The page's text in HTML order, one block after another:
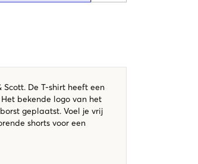
Scott. De T-shirt heeft een
bekende logo van het
geplaatst. Voel je vrij
shorts voor een